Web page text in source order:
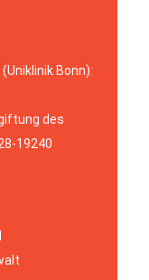
Bonn):
des
19240